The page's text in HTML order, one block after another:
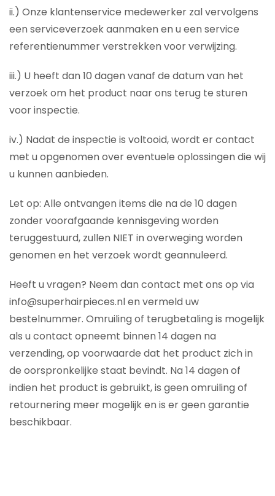
ii.) Onze klantenservice medewerker zal vervolgens
een serviceverzoek aanmaken en u een service
referentienummer verstrekken voor verwijzing.
iii.) U heeft dan 10 dagen vanaf de datum van het
verzoek om het product naar ons terug te sturen
voor inspectie.
iv.) Nadat de inspectie is voltooid, wordt er contact
met u opgenomen over eventuele oplossingen die wij
u kunnen aanbieden.
Let op: Alle ontvangen items die na de 10 dagen
zonder voorafgaande kennisgeving worden
teruggestuurd, zullen NIET in overweging worden
genomen en het verzoek wordt geannuleerd.
Heeft u vragen? Neem dan contact met ons op via
info@superhairpieces.nl en vermeld uw
bestelnummer. Omruiling of terugbetaling is mogelijk
als u contact opneemt binnen 14 dagen na
verzending, op voorwaarde dat het product zich in
de oorspronkelijke staat bevindt. Na 14 dagen of
indien het product is gebruikt, is geen omruiling of
retournering meer mogelijk en is er geen garantie
beschikbaar.